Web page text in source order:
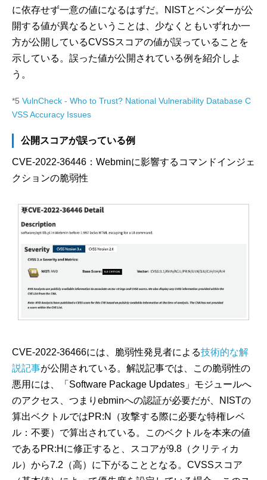
に依存せず一意の値になるはずだ。NISTとベンダーが公
開する値が異なるということは、少なくともいずれか一
方が公開しているCVSSスコアの値が誤っていることを
示している。誤った値が公開されている例を紹介しよ
う。
*5 VulnCheck - Who to Trust? National Vulnerability Database C
VSS Accuracy Issues
公開スコアが誤っている例
CVE-2022-36446：Webminに影響するコマンドインジェ
クションの脆弱性
CVE-2022-36466には、脆弱性発見者による技術的な解
説記事が公開されている。解説記事では、この脆弱性の
悪用には、「Software Package Updates」モジュールへ
のアクセス、つまりebminへの認証が必要だが、NISTの
算出ベクトルではPR:N（攻撃する際に必要な特権レベ
ル：不要）で算出されている。このベクトルを本来の値
であるPR:Hに修正すると、スコアが9.8（クリティカ
ル）から7.2（高）に下がることとなる。CVSSスコア